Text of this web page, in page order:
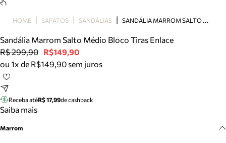
Papete
Scarpin
Mocassim
Bolsa
Tênis
Mule
HOME SAPATOS SANDÁLIAS S
ANDÁLIA MARROM SALTO MÉDIO BLOCO TIRAS ENLACE
Sandália Marrom Salto Médio Bloco Tiras Enlace
R$ 299,90 R$149,90
ou 1x de R$149,90 sem juros
Receba atéR$ 17,99de cashback
Saiba mais
Marrom